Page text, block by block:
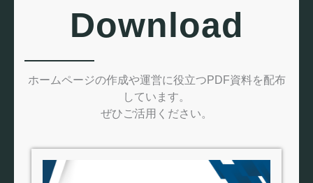
Download
ホームページの作成や運営に役立つPDF資料を配布
しています。
ぜひご活用ください。